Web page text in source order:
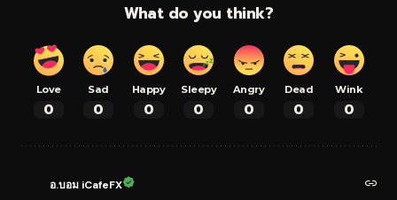
What do you think?
Love
0
Sad
0
Happy
0
Sleepy
0
Angry
0
Dead
0
Wink
0
อ.บอม iCafeFX